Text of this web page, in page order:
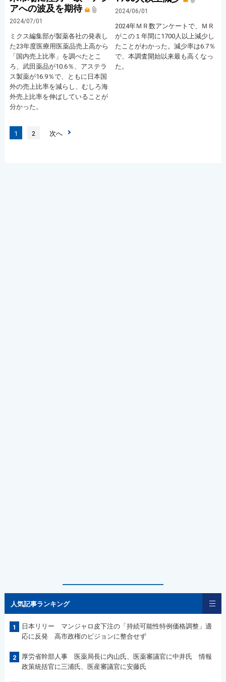
アへの波及を期待
2024/07/01
ミクス編集部が製薬各社の発表し
た23年度医療用医薬品売上高から
「国内売上比率」を調べたとこ
ろ、武田薬品が10.6％、アステラ
ス製薬が16.9％で、ともに日本国
外の売上比率を減らし、むしろ海
外売上比率を伸ばしていることが
分かった。
2024/06/01
2024年ＭＲ数アンケートで、ＭＲ
がこの１年間に1700人以上減少し
たことがわかった。減少率は6.7％
で、本調査開始以来最も高くなっ
た。
1 2 次へ
人気記事ランキング
1
日本リリー マンジャロ皮下注の「持続可能性特例価格調整」適
応に反発 高市政権のビジョンに整合せず
2
厚労省幹部人事 医薬局長に内山氏、医薬審議官に中井氏 情報
政策統括官に三浦氏、医産審議官に安藤氏